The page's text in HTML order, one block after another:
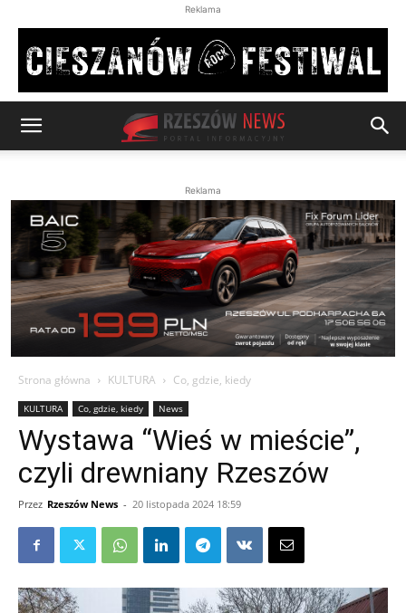
Reklama
Reklama
Strona główna KULTURA Co, gdzie, kiedy
KULTURA Co, gdzie, kiedy News
Wystawa “Wieś w mieście”,
czyli drewniany Rzeszów
Przez Rzeszów News - 20 listopada 2024 18:59